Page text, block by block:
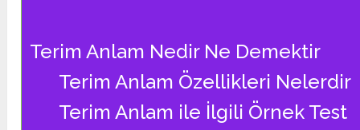
Terim Anlam Nedir Ne Demektir
Terim Anlam Özellikleri Nelerdir
Terim Anlam ile İlgili Örnek Test